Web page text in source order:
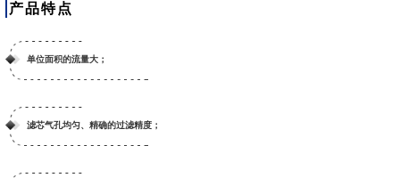
产品特点
单位面积的流量大；
滤芯气孔均匀、精确的过滤精度；